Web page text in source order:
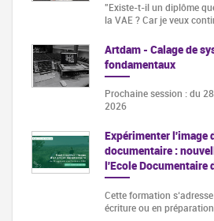
"Existe-t-il un diplôme
la VAE ? Car je veux
Artdam - Calage de
fondamentaux
Prochaine session : du
2026
Expérimenter l'image
documentaire :
l'Ecole Documentaire
Cette formation
écriture ou en préparation…